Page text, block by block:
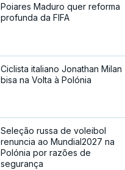
Poiares Maduro quer reforma
profunda da FIFA
Ciclista italiano Jonathan Milan
bisa na Volta à Polónia
Seleção russa de voleibol
renuncia ao Mundial2027 na
Polónia por razões de
segurança